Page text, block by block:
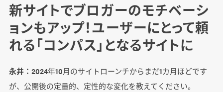
新サイトでブロガーのモチベーシ
ョンもアップ！ユーザーにとって頼
れる「コンパス」となるサイトに
永井： 2024年10月のサイトローンチからまだ1カ月ほどです
が、公開後の定量的、定性的な変化を教えてください。